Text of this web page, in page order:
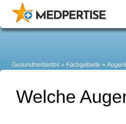
Gesundheitsinfos Fachgebiete
Welche